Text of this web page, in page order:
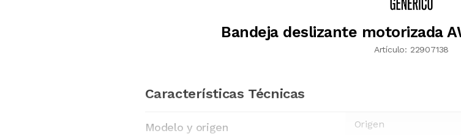
Bandeja deslizante motorizada
Artículo: 22907138
Características Técnicas
Modelo y origen Origen